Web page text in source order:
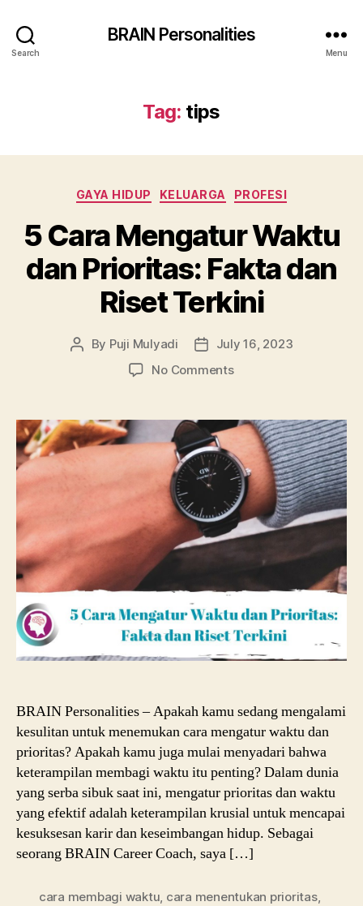
Search
BRAIN Personalities
Menu
Tag: tips
Categories
GAYA HIDUP KELUARGA PROFESI
5 Cara Mengatur Waktu
dan Prioritas: Fakta dan
Riset Terkini
Post
By Puji Mulyadi
PostJuly 16, 2023
No Commentson
Mengatur
Waktu
dan
Prioritas:
Fakta
dan
Riset
BRAIN Personalities – Apakah kamu sedang mengalami
kesulitan untuk menemukan cara mengatur waktu dan
prioritas? Apakah kamu juga mulai menyadari bahwa
keterampilan membagi waktu itu penting? Dalam dunia
yang serba sibuk saat ini, mengatur prioritas dan waktu
yang efektif adalah keterampilan krusial untuk mencapai
kesuksesan karir dan keseimbangan hidup. Sebagai
seorang BRAIN Career Coach, saya […]
cara membagi waktu, cara menentukan prioritas,